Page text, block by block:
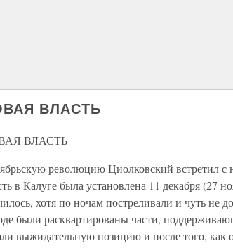
ВЛАСТЬ
ВЛАСТЬ
революцию Циолковский встретил с
в Калуге была установлена 11 декабря (27
хотя по ночам постреливали и чуть не
были расквартированы части,
выжидательную позицию и после того, как